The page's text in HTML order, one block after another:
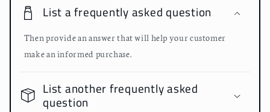
List a frequently asked question
Then provide an answer that will help your customer
make an informed purchase.
List another frequently asked
question